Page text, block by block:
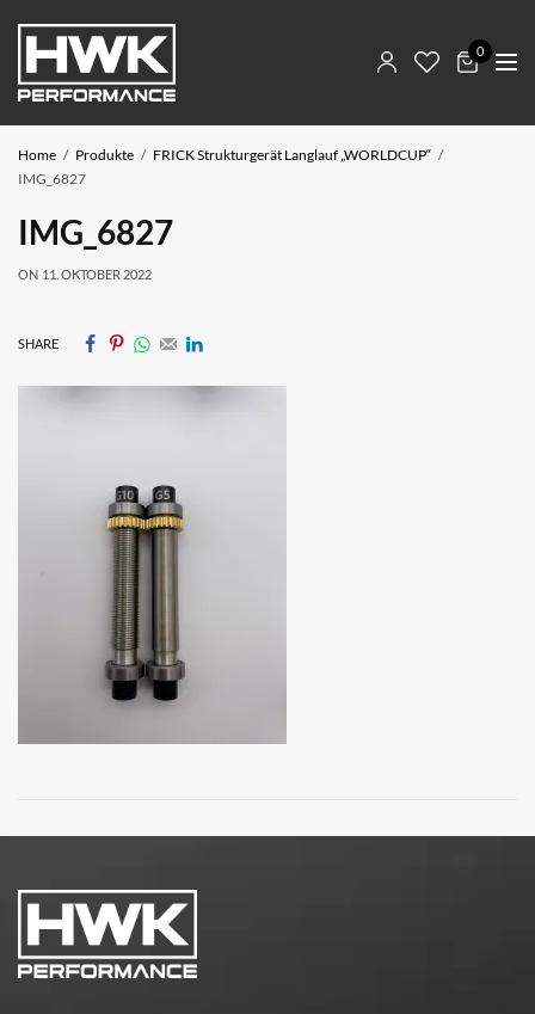
0
Home Produkte
FRICK Strukturgerät Langlauf „WORLDCUP“
IMG_6827
IMG_6827
ON 11. OKTOBER 2022
SHARE